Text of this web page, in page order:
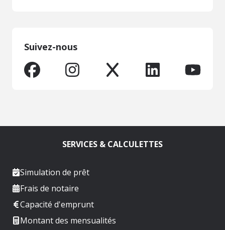
Suivez-nous
SERVICES & CALCULETTES
Simulation de prêt
Frais de notaire
Capacité d'emprunt
Montant des mensualités